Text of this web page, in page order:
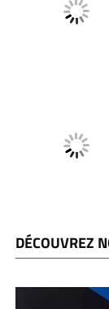
DÉCOUVREZ